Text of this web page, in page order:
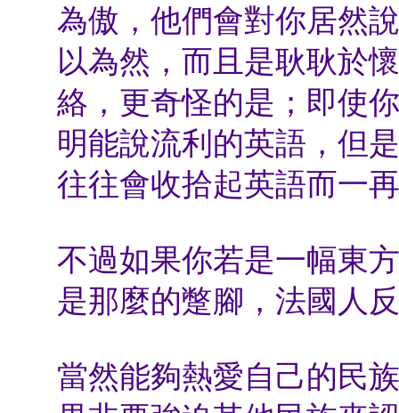
為傲，他們會對你居然
以為然，而且是耿耿於
絡，更奇怪的是；即使
明能說流利的英語，但
往往會收拾起英語而一
不過如果你若是一幅東
是那麼的蹩腳，法國人
當然能夠熱愛自己的民